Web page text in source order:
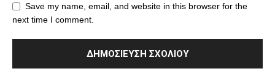
Save my name, email, and website in this browser for the
next time I comment.